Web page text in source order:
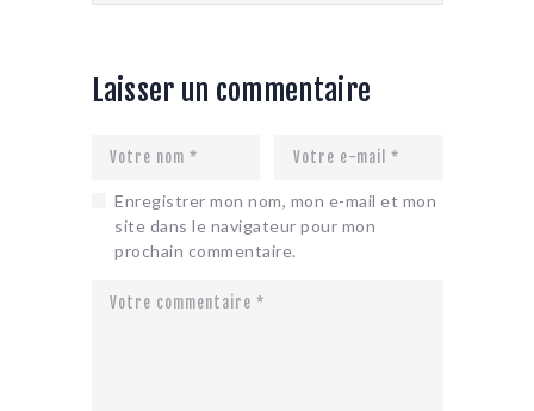
Laisser un commentaire
Enregistrer mon nom, mon e-mail et mon
site dans le navigateur pour mon
prochain commentaire.